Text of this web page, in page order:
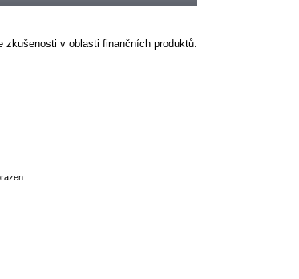
zkušenosti v oblasti finančních produktů.